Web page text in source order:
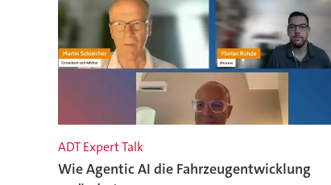
ADT Expert Talk
Wie Agentic AI die Fahrzeugentwicklung